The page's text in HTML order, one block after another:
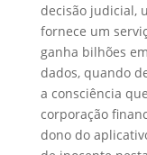
decisão judicial,
fornece um
ganha bilhões
dados, quando
a consciência
corporação
dono do